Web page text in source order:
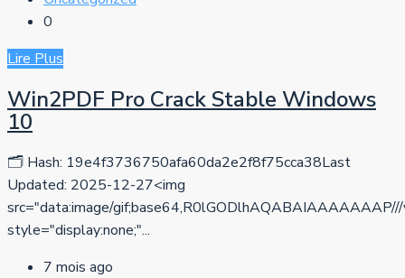
0
Lire Plus
Win2PDF Pro Crack Stable Windows
10
🗂 Hash: 19e4f3736750afa60da2e2f8f75cca38Last
Updated: 2025-12-27<img
src="data:image/
style="display:none;"...
7 mois ago